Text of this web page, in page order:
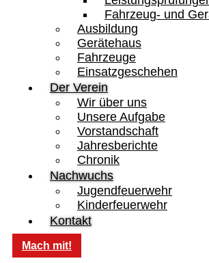
Fahrzeug- und
Ausbildung
Gerätehaus
Fahrzeuge
Einsatzgeschehen
Der Verein
Wir über uns
Unsere Aufgabe
Vorstandschaft
Jahresberichte
Chronik
Nachwuchs
Jugendfeuerwehr
Kinderfeuerwehr
Kontakt
Mach mit!